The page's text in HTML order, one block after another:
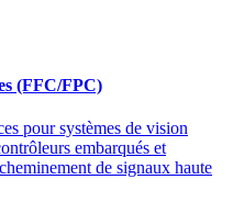
(FFC/FPC)
pour systèmes de vision
embarqués et
de signaux haute